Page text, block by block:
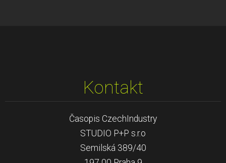
Kontakt
Časopis CzechIndustry
STUDIO P+P s.r.o
Semilská 389/40